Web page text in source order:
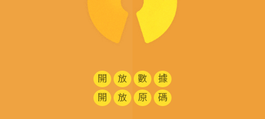
開 放 數
據
開
放 原 碼